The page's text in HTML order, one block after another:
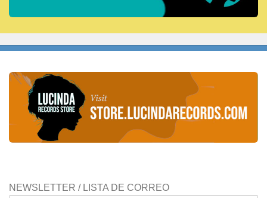
NEWSLETTER / LISTA DE CORREO